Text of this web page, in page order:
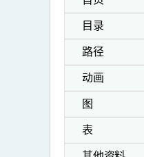
目录
路径
动画
图
表